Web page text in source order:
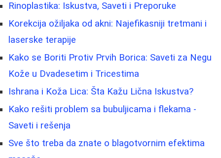
Rinoplastika: Iskustva, Saveti i Preporuke
Korekcija ožiljaka od akni: Najefikasniji tretmani i
laserske terapije
Kako se Boriti Protiv Prvih Borica: Saveti za Negu
Kože u Dvadesetim i Tricestima
Ishrana i Koža Lica: Šta Kažu Lična Iskustva?
Kako rešiti problem sa bubuljicama i flekama -
Saveti i rešenja
Sve što treba da znate o blagotvornim efektima